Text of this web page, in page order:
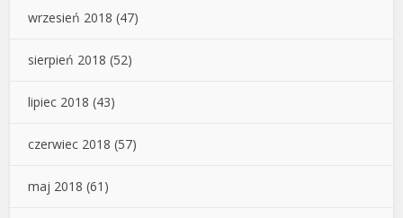
wrzesień 2018 (47)
sierpień 2018 (52)
lipiec 2018 (43)
czerwiec 2018 (57)
maj 2018 (61)